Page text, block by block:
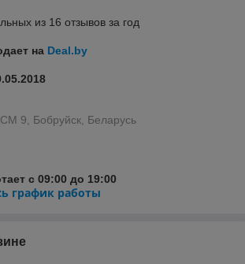
из 16 отзывов за год
на Deal.by
9, Бобруйск, Беларусь
с 09:00 до 19:00
график работы